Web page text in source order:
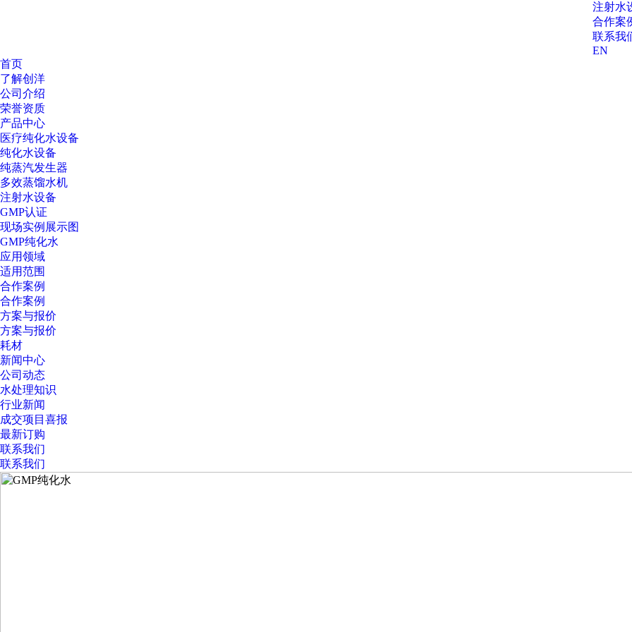
注射水
合作案
联系我
EN
首页
了解创洋
公司介绍
荣誉资质
产品中心
医疗纯化水设备
纯化水设备
纯蒸汽发生器
多效蒸馏水机
注射水设备
GMP认证
现场实例展示图
GMP纯化水
应用领域
适用范围
合作案例
合作案例
方案与报价
方案与报价
耗材
新闻中心
公司动态
水处理知识
行业新闻
成交项目喜报
最新订购
联系我们
联系我们